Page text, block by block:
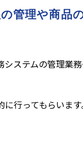
管理や商品
ステムの管理業
行ってもらいます